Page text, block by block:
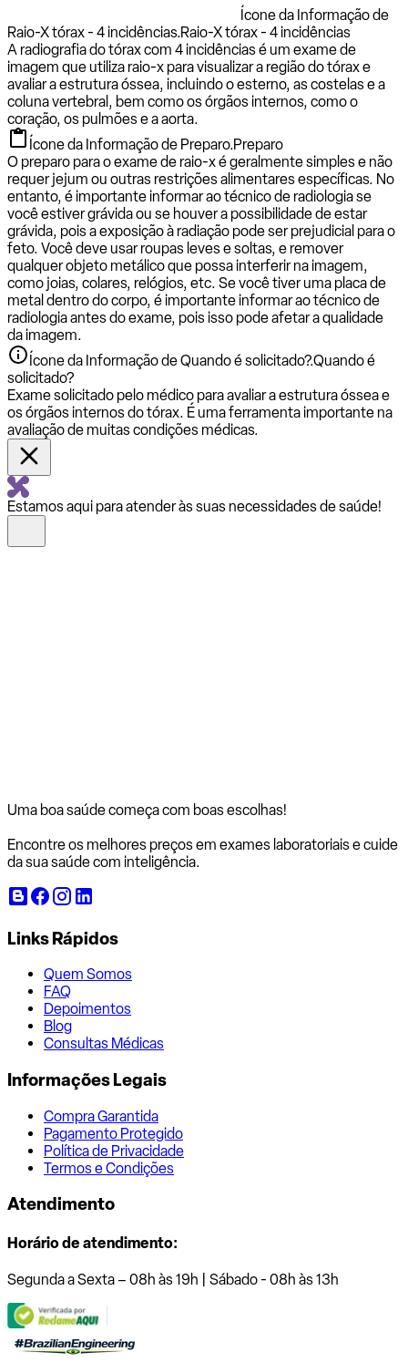
Ícone da Informação de
Raio-X tórax - 4 incidências.Raio-X tórax - 4 incidências
A radiografia do tórax com 4 incidências é um exame de
imagem que utiliza raio-x para visualizar a região do tórax e
avaliar a estrutura óssea, incluindo o esterno, as costelas e a
coluna vertebral, bem como os órgãos internos, como o
coração, os pulmões e a aorta.
Ícone da Informação de Preparo.Preparo
O preparo para o exame de raio-x é geralmente simples e não
requer jejum ou outras restrições alimentares específicas. No
entanto, é importante informar ao técnico de radiologia se
você estiver grávida ou se houver a possibilidade de estar
grávida, pois a exposição à radiação pode ser prejudicial para o
feto. Você deve usar roupas leves e soltas, e remover
qualquer objeto metálico que possa interferir na imagem,
como joias, colares, relógios, etc. Se você tiver uma placa de
metal dentro do corpo, é importante informar ao técnico de
radiologia antes do exame, pois isso pode afetar a qualidade
da imagem.
Ícone da Informação de Quando é solicitado?.Quando é
solicitado?
Exame solicitado pelo médico para avaliar a estrutura óssea e
os órgãos internos do tórax. É uma ferramenta importante na
avaliação de muitas condições médicas.
Estamos aqui para atender às suas necessidades de saúde!
Uma boa saúde começa com boas escolhas!
Encontre os melhores preços em exames laboratoriais e cuide
da sua saúde com inteligência.
Links Rápidos
Quem Somos
FAQ
Depoimentos
Blog
Consultas Médicas
Informações Legais
Compra Garantida
Pagamento Protegido
Política de Privacidade
Termos e Condições
Atendimento
Horário de atendimento:
Segunda a Sexta – 08h às 19h | Sábado - 08h às 13h